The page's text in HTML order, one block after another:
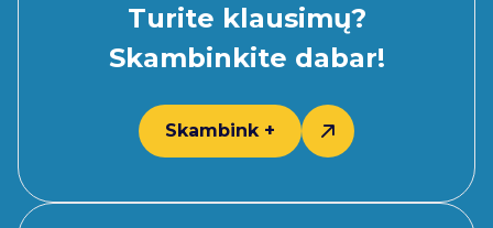
Turite klausimų?
Skambinkite dabar!
Skambink +